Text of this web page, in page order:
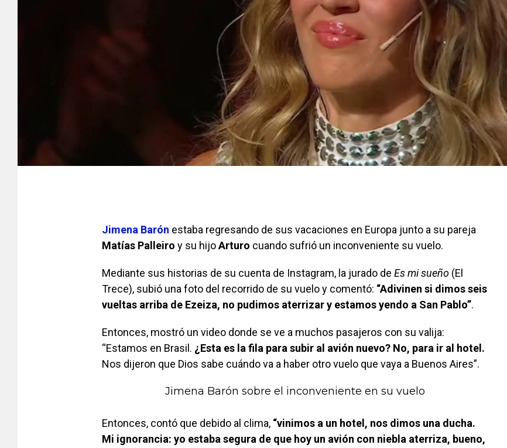
Jimena Barón estaba regresando de sus vacaciones en Europa junto a su pareja
Matías Palleiro y su hijoArturo cuando sufrió un inconveniente su vuelo.
Mediante sus historias de su cuenta de Instagram, la jurado de Es mi sueño (El
Trece), subió una foto del recorrido de su vuelo y comentó: “Adivinen si dimos seis
vueltas arriba de Ezeiza, no pudimos aterrizar y estamos yendo a San Pablo”.
Entonces, mostró un video donde se ve a muchos pasajeros con su valija:
“Estamos en Brasil. ¿Esta es la fila para subir al avión nuevo? No, para ir al hotel.
Nos dijeron que Dios sabe cuándo va a haber otro vuelo que vaya a Buenos Aires”.
Jimena Barón sobre el inconveniente en su vuelo
Entonces, contó que debido al clima, “vinimos a un hotel, nos dimos una ducha.
Mi ignorancia: yo estaba segura de que hoy un avión con niebla aterriza, bueno,